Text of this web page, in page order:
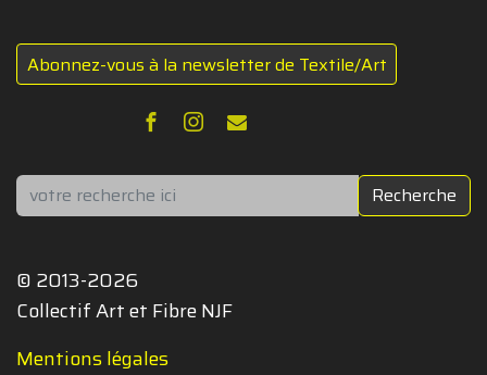
Abonnez-vous à la newsletter de Textile/Art
Rechercher Recherche
© 2013-2026
Collectif Art et Fibre NJF
Mentions légales